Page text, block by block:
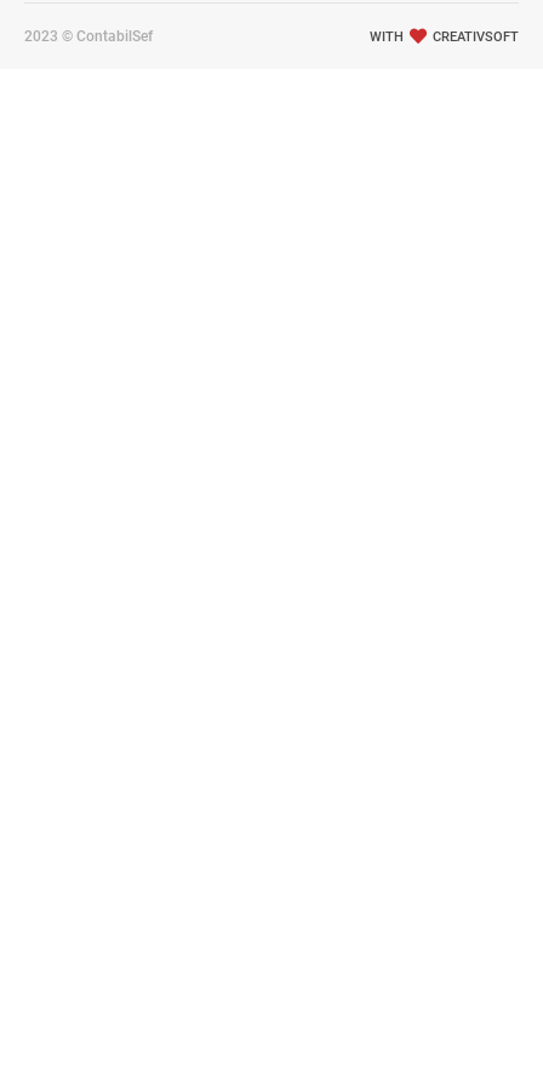
2023 © ContabilSef WITH CREATIVSOFT